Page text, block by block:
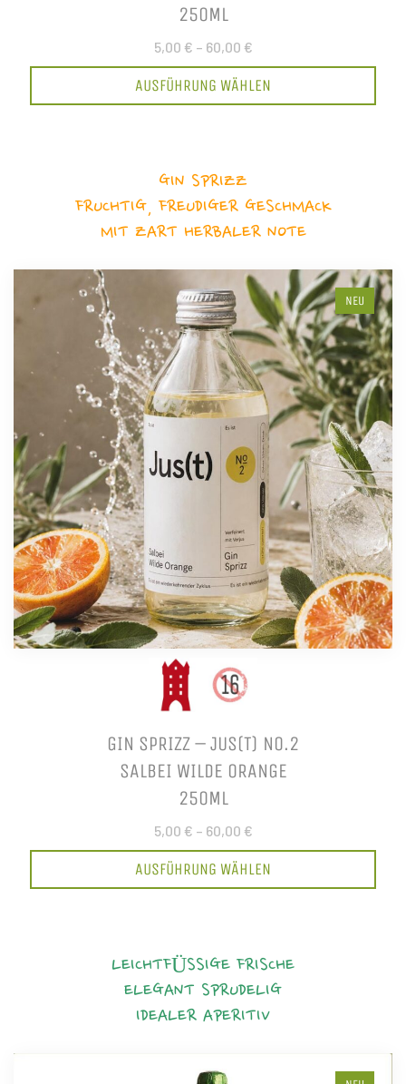
250ML
5,00 € – 60,00 €
AUSFÜHRUNG WÄHLEN
GIN SPRIZZ
FRUCHTIG, FREUDIGER GESCHMACK
MIT ZART HERBALER NOTE
NEU
GIN SPRIZZ – JUS(T) NO.2
SALBEI WILDE ORANGE
250ML
5,00 € – 60,00 €
AUSFÜHRUNG WÄHLEN
LEICHTFÜSSIGE FRISCHE
ELEGANT SPRUDELIG
IDEALER APERITIV